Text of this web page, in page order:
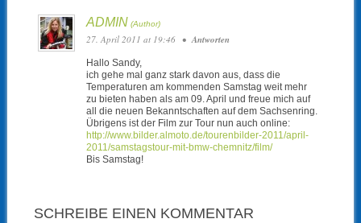
ADMIN
27. April 2011 at 19:46 • Antworten
Hallo Sandy,
ich gehe mal ganz stark davon aus, dass die
Temperaturen am kommenden Samstag weit mehr
zu bieten haben als am 09. April und freue mich auf
all die neuen Bekanntschaften auf dem Sachsenring.
Übrigens ist der Film zur Tour nun auch online:
http://www.bilder.almoto.de/tourenbilder-2011/april-
2011/samstagstour-mit-bmw-chemnitz/film/
Bis Samstag!
SCHREIBE EINEN KOMMENTAR